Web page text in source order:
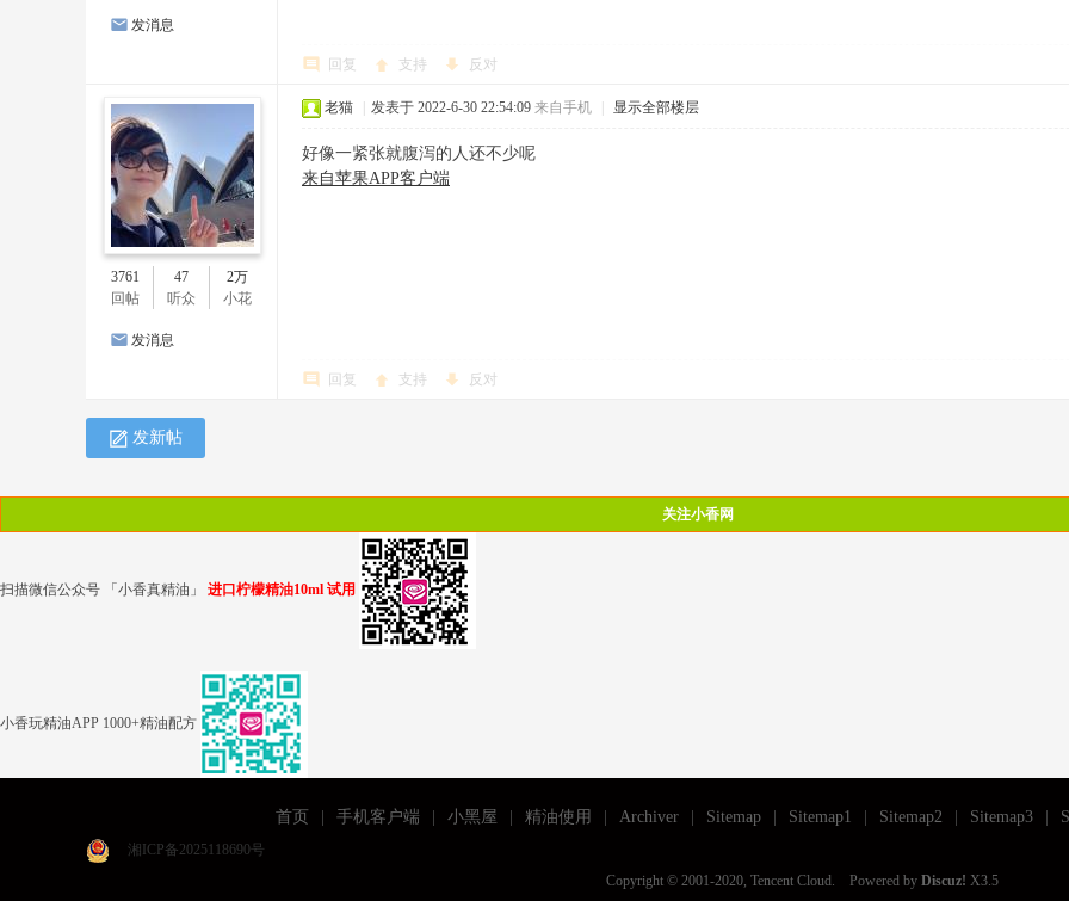
发消息
回复 支持 反对
3761
回帖
47
听众
2万
小花
发消息
老猫 发表于 2022-6-30 22:54:09 来自手机 显示全部楼层
好像一紧张就腹泻的人还不少呢
来自苹果APP客户端
回复 支持 反对
发新帖
关注小香网
扫描微信公众号 「小香真精油」 进口柠檬精油10ml 试用
小香玩精油APP 1000+精油配方
首页 手机客户端 小黑屋 精油使用 Archiver Sitemap Sitemap1 Sitemap2 Sitemap3
湘ICP备2025118690号
Copyright © 2001-2020, Tencent Cloud. Powered by Discuz! X3.5